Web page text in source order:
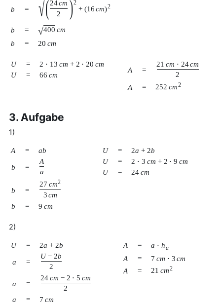
b = √(24cm
2
)2
+ (16 cm)2
b = √400 cm
b
= 20 cm
U = 2 ⋅ 13 cm + 2 ⋅ 20 cm
U
= 66 cm
A =
21 cm ⋅ 24cm
2
A
= 252 cm2
3. Aufgabe
1)
A = ab
b =
A
a
b =
27 cm2
3cm
b
= 9 cm
U = 2a + 2b
U
= 2 ⋅ 3 cm + 2 ⋅ 9 cm
U
= 24cm
2)
U = 2a + 2b
a =
U − 2b
2
a =
24cm − 2 ⋅ 5 cm
2
a
= 7 cm
A = a ⋅ ha
A = 7 cm ⋅ 3cm
A
= 21 cm2